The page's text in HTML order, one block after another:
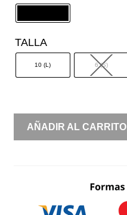
TALLA
10 (L) 6 (S)
STRAPLESS
CORTE
AÑADIR AL CARRITO